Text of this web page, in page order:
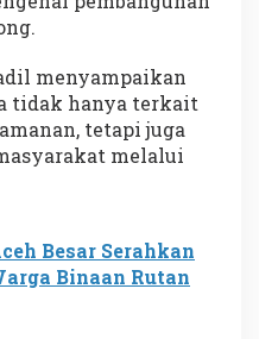
menyampaikan
tidak hanya terkait
tetapi juga
melalui
Besar Serahkan
Binaan Rutan